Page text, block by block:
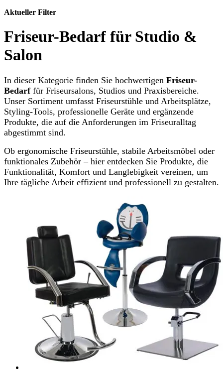
Aktueller Filter
Friseur-Bedarf für Studio &
Salon
In dieser Kategorie finden Sie hochwertigen Friseur-
Bedarffür Friseursalons, Studios und Praxisbereiche.
Unser Sortiment umfasst Friseurstühle und Arbeitsplätze,
Styling-Tools, professionelle Geräte und ergänzende
Produkte, die auf die Anforderungen im Friseuralltag
abgestimmt sind.
Ob ergonomische Friseurstühle, stabile Arbeitsmöbel oder
funktionales Zubehör – hier entdecken Sie Produkte, die
Funktionalität, Komfort und Langlebigkeit vereinen, um
Ihre tägliche Arbeit effizient und professionell zu gestalten.